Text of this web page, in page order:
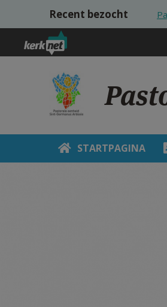
Overslaan en naar de inhoud gaan
Recent bezocht
STARTPAGINA